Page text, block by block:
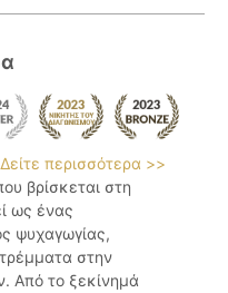
Δείτε περισσότερα >>
βρίσκεται στη
ως ένας
ψυχαγωγίας,
στην
Από το ξεκίνημά